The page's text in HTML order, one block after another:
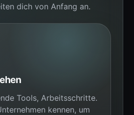
dich von Anfang an.
Tools, Arbeitsschritte.
kennen, um